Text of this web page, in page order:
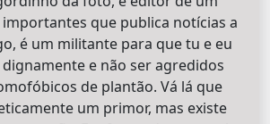
que publica notícias a
é um militante para que tu e eu
e não ser agredidos
de plantão. Vá lá que
um primor, mas existe